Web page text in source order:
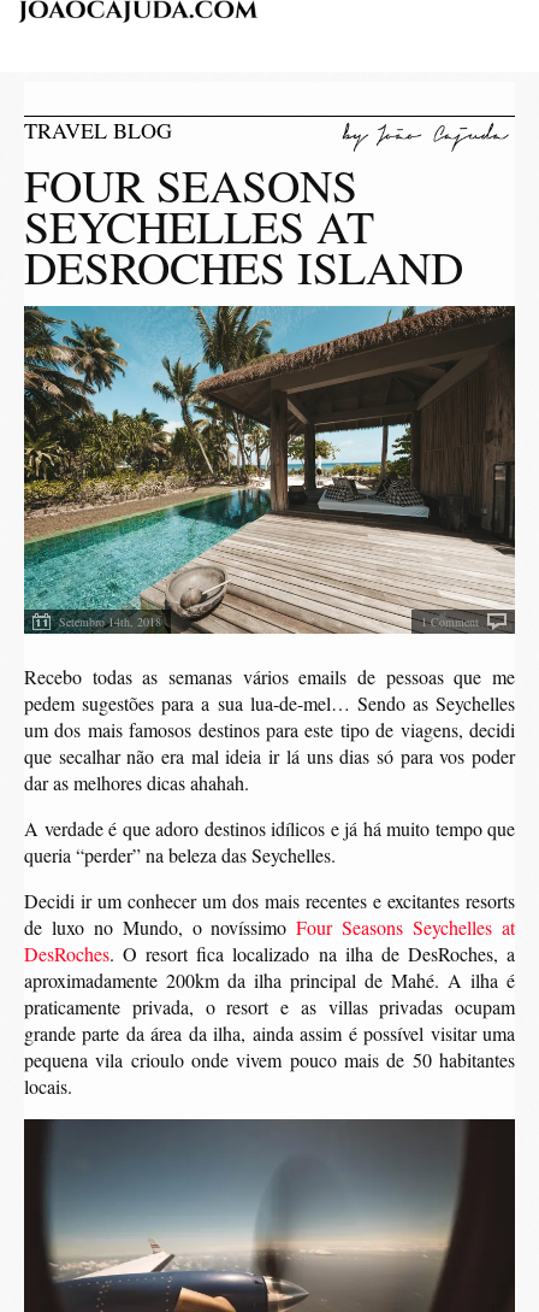
TRAVEL BLOG
FOUR SEASONS
SEYCHELLES AT
DESROCHES ISLAND
Setembro 14th, 2018 1 Comment
Recebo todas as semanas vários emails de pessoas que me
pedem sugestões para a sua lua-de-mel… Sendo as Seychelles
um dos mais famosos destinos para este tipo de viagens, decidi
que secalhar não era mal ideia ir lá uns dias só para vos poder
dar as melhores dicas ahahah.
A verdade é que adoro destinos idílicos e já há muito tempo que
queria “perder” na beleza das Seychelles.
Decidi ir um conhecer um dos mais recentes e excitantes resorts
de luxo no Mundo, o novíssimoFour Seasons Seychelles at
DesRoches. O resort fica localizado na ilha de DesRoches, a
aproximadamente 200km da ilha principal de Mahé. A ilha é
praticamente privada, o resort e as villas privadas ocupam
grande parte da área da ilha, ainda assim é possível visitar uma
pequena vila crioulo onde vivem pouco mais de 50 habitantes
locais.